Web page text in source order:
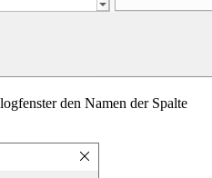
den Namen der Spalte